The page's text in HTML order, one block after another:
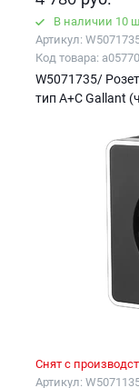
В наличии 10
Артикул:
Код товара:
W5071735/
тип A+C Gallant
Снят с
Артикул: